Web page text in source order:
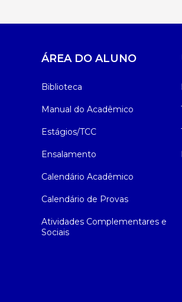
ÁREA DO ALUNO
Biblioteca
Manual do Acadêmico
Estágios/TCC
Ensalamento
Calendário Acadêmico
Calendário de Provas
Atividades Complementares e
Sociais